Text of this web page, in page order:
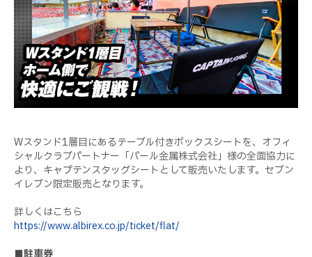
Wスタンド1層目にあるテーブル付きボックスシートを、オフィ
シャルクラブパートナー「パール金属株式会社」様の全面協力に
より、キャプテンスタッグシートとして販売いたします。セブン
イレブン限定販売となります。
詳しくはこちら
https://www.albirex.co.jp/ticket/flat/
■駐車券